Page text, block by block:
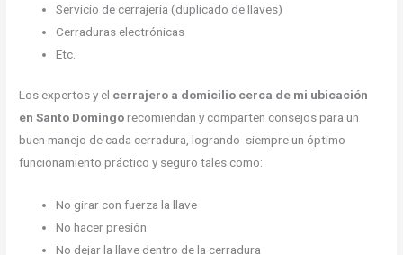
Servicio de cerrajería (duplicado de llaves)
Cerraduras electrónicas
Etc.
Los expertos y el cerrajero a domicilio cerca de mi ubicación
en Santo Domingorecomiendan y comparten consejos para un
buen manejo de cada cerradura, logrando siempre un óptimo
funcionamiento práctico y seguro tales como:
No girar con fuerza la llave
No hacer presión
No dejar la llave dentro de la cerradura